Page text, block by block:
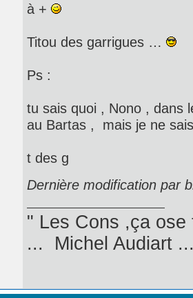
à +
Titou des garrigues …
Ps :
tu sais quoi , Nono ,
au Bartas , mais je ne
t des g
Dernière modification par
" Les Cons ,ça
... Michel Audiart